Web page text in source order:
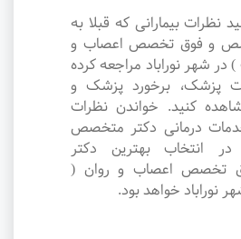
نظرات بیمارانی که قبلا به
و فوق تخصص اعصاب و
در شهر نوراباد مراجعه کرده
پزشک، برخورد پزشک و
کنید. خواندن نظرات
درمانی دکتر متخصص
انتخاب بهترین دکتر
تخصص اعصاب و روان (
نوراباد خواهد بود.